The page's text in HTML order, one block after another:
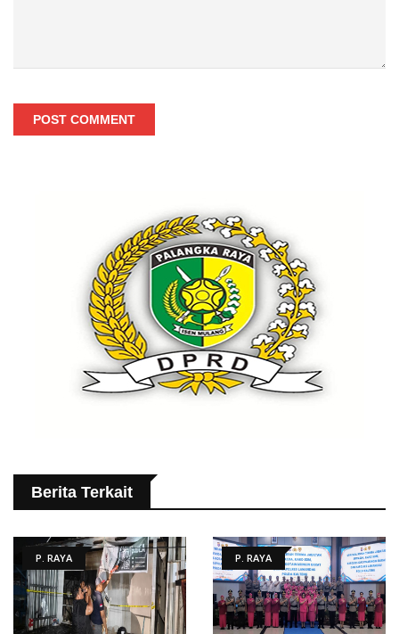
POST COMMENT
Berita Terkait
P. RAYA P. RAYA